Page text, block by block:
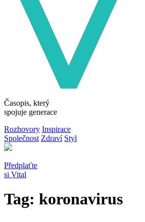
Časopis, který
spojuje generace
Rozhovory Inspirace
Společnost Zdraví Styl
Předplaťte
si Vital
Tag: koronavirus